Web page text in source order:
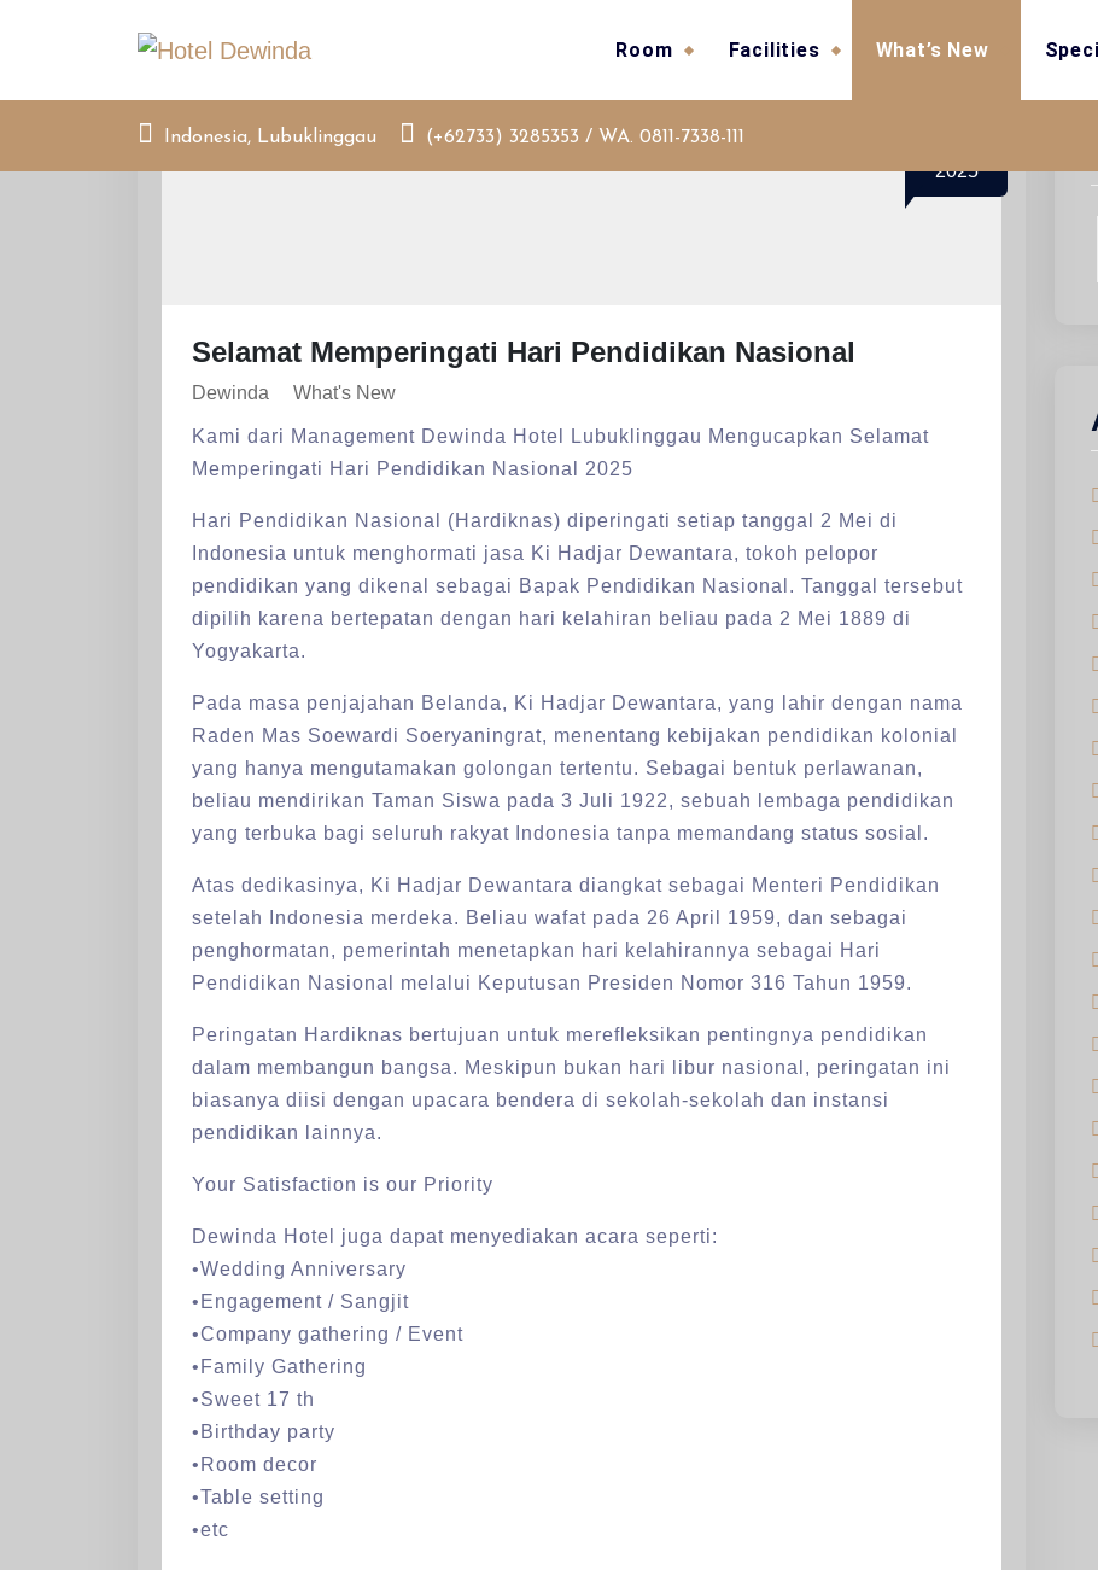
Room Facilities What’s New
Indonesia, Lubuklinggau (+62733) 3285353 / WA. 0811-7338-111
2025
Selamat Memperingati Hari Pendidikan Nasional
Dewinda What's New
Kami dari Management Dewinda Hotel Lubuklinggau Mengucapkan Selamat
Memperingati Hari Pendidikan Nasional 2025
Hari Pendidikan Nasional (Hardiknas) diperingati setiap tanggal 2 Mei di
Indonesia untuk menghormati jasa Ki Hadjar Dewantara, tokoh pelopor
pendidikan yang dikenal sebagai Bapak Pendidikan Nasional. Tanggal tersebut
dipilih karena bertepatan dengan hari kelahiran beliau pada 2 Mei 1889 di
Yogyakarta.
Pada masa penjajahan Belanda, Ki Hadjar Dewantara, yang lahir dengan nama
Raden Mas Soewardi Soeryaningrat, menentang kebijakan pendidikan kolonial
yang hanya mengutamakan golongan tertentu. Sebagai bentuk perlawanan,
beliau mendirikan Taman Siswa pada 3 Juli 1922, sebuah lembaga pendidikan
yang terbuka bagi seluruh rakyat Indonesia tanpa memandang status sosial.
Atas dedikasinya, Ki Hadjar Dewantara diangkat sebagai Menteri Pendidikan
setelah Indonesia merdeka. Beliau wafat pada 26 April 1959, dan sebagai
penghormatan, pemerintah menetapkan hari kelahirannya sebagai Hari
Pendidikan Nasional melalui Keputusan Presiden Nomor 316 Tahun 1959.
Peringatan Hardiknas bertujuan untuk merefleksikan pentingnya pendidikan
dalam membangun bangsa. Meskipun bukan hari libur nasional, peringatan ini
biasanya diisi dengan upacara bendera di sekolah-sekolah dan instansi
pendidikan lainnya.
Your Satisfaction is our Priority
Dewinda Hotel juga dapat menyediakan acara seperti:
•Wedding Anniversary
•Engagement / Sangjit
•Company gathering / Event
•Family Gathering
•Sweet 17 th
•Birthday party
•Room decor
•Table setting
•etc